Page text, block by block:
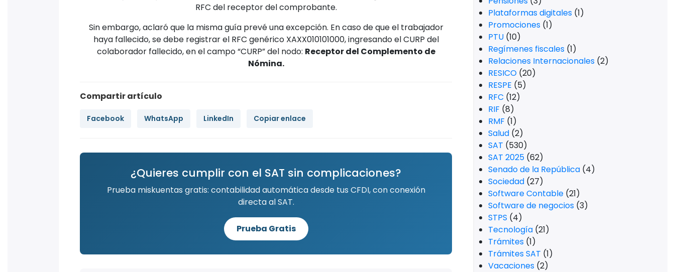
RFC del receptor del comprobante.
Sin embargo, aclaró que la misma guía prevé una excepción. En caso de que el trabajador
haya fallecido, se debe registrar el RFC genérico XAXX010101000, ingresando el CURP del
colaborador fallecido, en el campo “CURP” del nodo: Receptor del Complemento de
Nómina.
Compartir artículo
Facebook WhatsApp LinkedIn Copiar enlace
¿Quieres cumplir con el SAT sin complicaciones?
Prueba miskuentas gratis: contabilidad automática desde tus CFDI, con conexión
directa al SAT.
Prueba Gratis
Plataformas digitales (1)
Promociones (1)
PTU (10)
Regímenes fiscales (1)
Relaciones Internacionales (2)
RESICO (20)
RESPE (5)
RFC (12)
RIF (8)
RMF (1)
Salud (2)
SAT (530)
SAT 2025 (62)
Senado de la República (4)
Sociedad (27)
Software Contable (21)
Software de negocios (3)
STPS (4)
Tecnología (21)
Trámites (1)
Trámites SAT (1)
Vacaciones (2)